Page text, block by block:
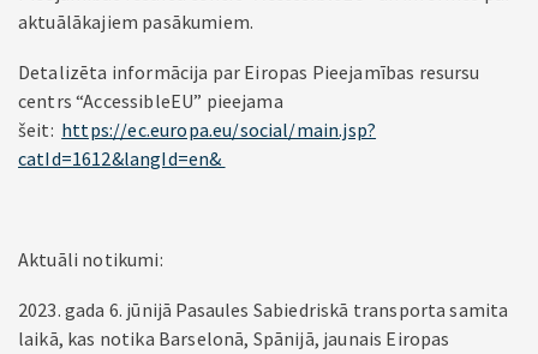
aktuālākajiem pasākumiem.
Detalizēta informācija par Eiropas Pieejamības resursu
centrs “AccessibleEU” pieejama
šeit: https://ec.europa.eu/social/main.jsp?
catId=1612&langId=en&
Aktuāli notikumi:
2023. gada 6. jūnijā Pasaules Sabiedriskā transporta samita
laikā, kas notika Barselonā, Spānijā, jaunais Eiropas